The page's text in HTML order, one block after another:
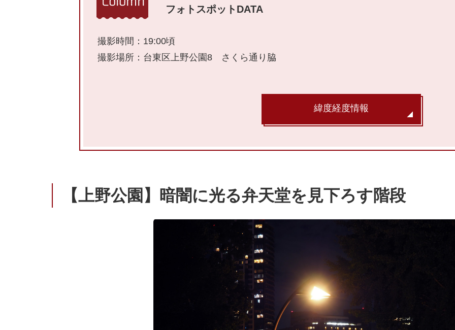
フォトスポットDATA
撮影時間：19:00頃
撮影場所：台東区上野公園8 さくら通り脇
緯度経度情報
【上野公園】暗闇に光る弁天堂を見下ろす階段